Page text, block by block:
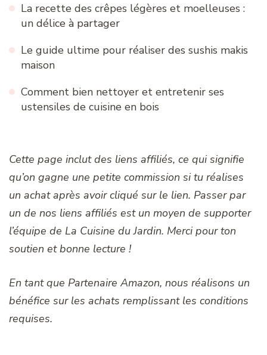
La recette des crêpes légères et moelleuses :
un délice à partager
Le guide ultime pour réaliser des sushis makis
maison
Comment bien nettoyer et entretenir ses
ustensiles de cuisine en bois
Cette page inclut des liens affiliés, ce qui signifie
qu’on gagne une petite commission si tu réalises
un achat après avoir cliqué sur le lien. Passer par
un de nos liens affiliés est un moyen de supporter
l’équipe de La Cuisine du Jardin. Merci pour ton
soutien et bonne lecture !
En tant que Partenaire Amazon, nous réalisons un
bénéfice sur les achats remplissant les conditions
requises.